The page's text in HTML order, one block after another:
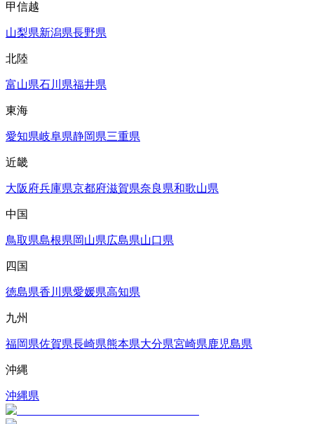
甲信越
山梨県新潟県長野県
北陸
富山県石川県福井県
東海
愛知県岐阜県静岡県三重県
近畿
大阪府兵庫県京都府滋賀県奈良県和歌山県
中国
鳥取県島根県岡山県広島県山口県
四国
徳島県香川県愛媛県高知県
九州
福岡県佐賀県長崎県熊本県大分県宮崎県鹿児島県
沖縄
沖縄県